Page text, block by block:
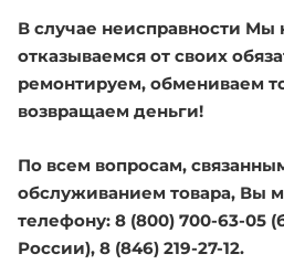
В случае неисправности Мы
отказываемся от своих
ремонтируем, обмениваем
возвращаем деньги!
По всем вопросам,
обслуживанием товара, Вы
телефону: 8 (800) 700-63-05
России), 8 (846) 219-27-12.